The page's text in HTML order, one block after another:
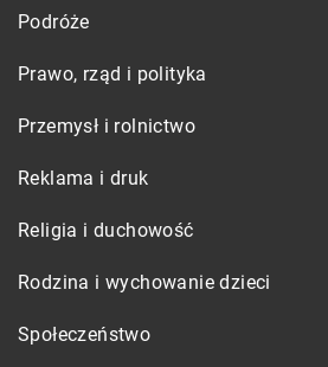
Podróże
Prawo, rząd i polityka
Przemysł i rolnictwo
Reklama i druk
Religia i duchowość
Rodzina i wychowanie dzieci
Społeczeństwo